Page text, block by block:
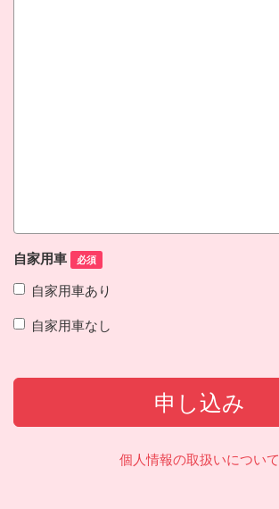
自家用車 必須
自家用車あり
自家用車なし
申し込み
個人情報の取扱いについて